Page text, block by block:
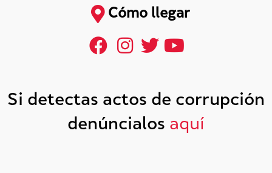
Cómo llegar
Si detectas actos de corrupción
denúncialos aquí